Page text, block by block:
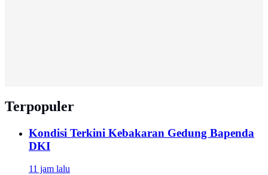
Terpopuler
Kondisi Terkini Kebakaran Gedung Bapenda
DKI
11 jam lalu